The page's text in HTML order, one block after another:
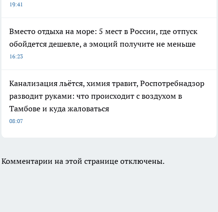
19:41
Вместо отдыха на море: 5 мест в России, где отпуск
обойдется дешевле, а эмоций получите не меньше
16:23
Канализация льётся, химия травит, Роспотребнадзор
разводит руками: что происходит с воздухом в
Тамбове и куда жаловаться
08:07
Комментарии на этой странице отключены.